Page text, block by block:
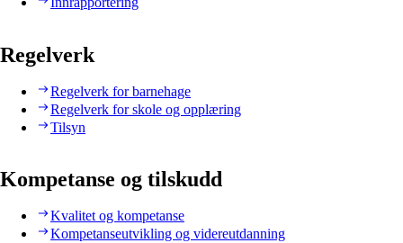
Regelverk
Regelverk for barnehage
Regelverk for skole og opplæring
Tilsyn
Kompetanse og tilskudd
Kvalitet og kompetanse
Kompetanseutvikling og videreutdanning